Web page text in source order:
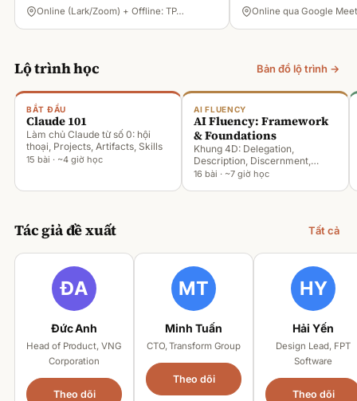
Online (Lark/Zoom) + Offline: TP… Online qua Google Meet
Lộ trình học Bản đồ lộ trình →
BẮT ĐẦU
Claude 101
Làm chủ Claude từ số 0: hội
thoại, Projects, Artifacts, Skills
15 bài · ~4 giờ học
AI FLUENCY
AI Fluency: Framework
& Foundations
Khung 4D: Delegation,
Description, Discernment,
Diligence
16 bài · ~7 giờ học
Tác giả đề xuất Tất cả
Đức Anh
Head of Product, VNG
Corporation
Theo dõi
Minh Tuấn
CTO, Transform Group
Theo dõi
Hải Yến
Design Lead, FPT
Software
Theo dõi